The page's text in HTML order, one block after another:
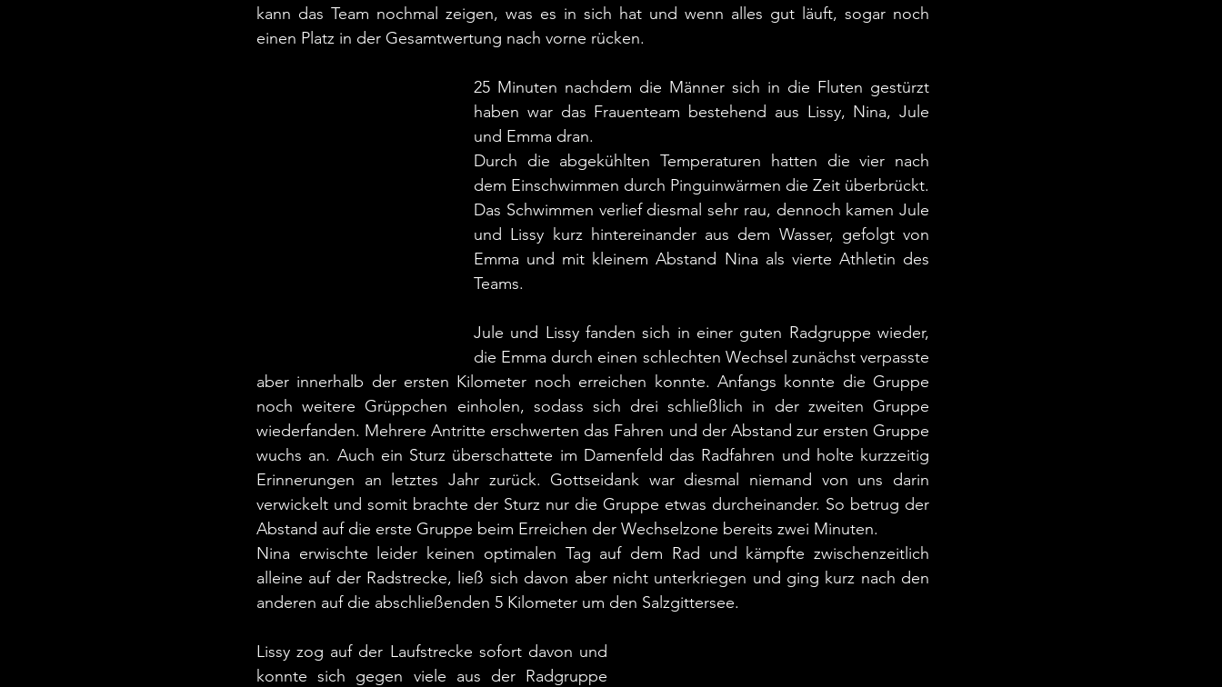
kann das Team nochmal zeigen, was es in sich hat und wenn alles gut läuft, sogar noch
einen Platz in der Gesamtwertung nach vorne rücken.
25 Minuten nachdem die Männer sich in die Fluten gestürzt
haben war das Frauenteam bestehend aus Lissy, Nina, Jule
und Emma dran.
Durch die abgekühlten Temperaturen hatten die vier nach
dem Einschwimmen durch Pinguinwärmen die Zeit überbrückt.
Das Schwimmen verlief diesmal sehr rau, dennoch kamen Jule
und Lissy kurz hintereinander aus dem Wasser, gefolgt von
Emma und mit kleinem Abstand Nina als vierte Athletin des
Teams.
Jule und Lissy fanden sich in einer guten Radgruppe wieder,
die Emma durch einen schlechten Wechsel zunächst verpasste
aber innerhalb der ersten Kilometer noch erreichen konnte. Anfangs konnte die Gruppe
noch weitere Grüppchen einholen, sodass sich drei schließlich in der zweiten Gruppe
wiederfanden. Mehrere Antritte erschwerten das Fahren und der Abstand zur ersten Gruppe
wuchs an. Auch ein Sturz überschattete im Damenfeld das Radfahren und holte kurzzeitig
Erinnerungen an letztes Jahr zurück. Gottseidank war diesmal niemand von uns darin
verwickelt und somit brachte der Sturz nur die Gruppe etwas durcheinander. So betrug der
Abstand auf die erste Gruppe beim Erreichen der Wechselzone bereits zwei Minuten.
Nina erwischte leider keinen optimalen Tag auf dem Rad und kämpfte zwischenzeitlich
alleine auf der Radstrecke, ließ sich davon aber nicht unterkriegen und ging kurz nach den
anderen auf die abschließenden 5 Kilometer um den Salzgittersee.
Lissy zog auf der Laufstrecke sofort davon und
konnte sich gegen viele aus der Radgruppe